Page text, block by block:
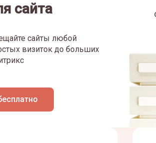
сайта
сайты любой
визиток до больших